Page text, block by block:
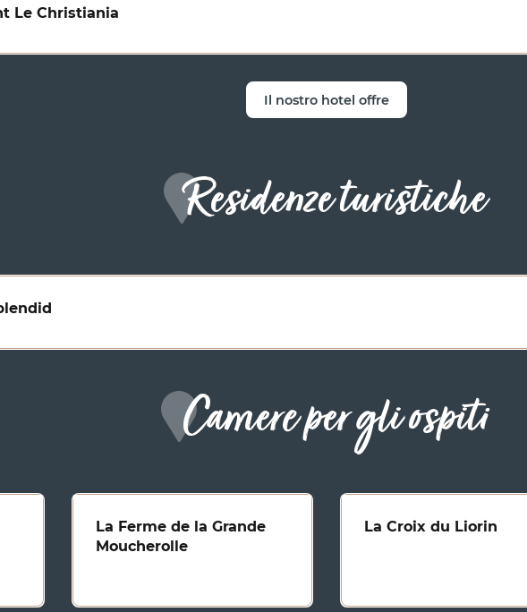
Le Christiania
Il nostro hotel offre
Residenze turistiche
Camere per gli ospiti
La Ferme de la Grande
Moucherolle
La Croix du Liorin